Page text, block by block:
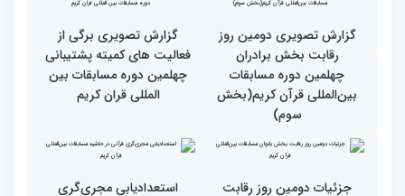
گزارش تصویری دومین روز
رقابت بخش برادران
چهلمین دوره مسابقات
بین‌المللی قرآن کریم(بخش
گزارش تصویری برگی از
فعالیت های کمیته پشتیبانی
چهلمین دوره مسابقات بین